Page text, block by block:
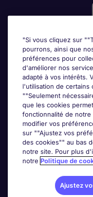
Liens utiles
Prix
Parcourir nos offres
Trends
Espace Employeurs
Á propos Michael
"Si vous cliquez sur
pourrons, ainsi que
préférences pour
d'améliorer nos
adapté à vos intérêts.
l'utilisation de certains
""Seulement
que les cookies
fonctionnalité de
modifier vos
sur ""Ajustez vos
des cookies"" au bas
notre site. Pour plus
notre Politique de
Ajustez